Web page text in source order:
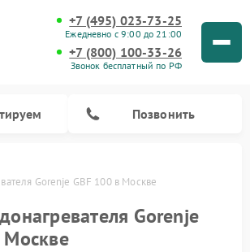
+7 (495) 023-73-25
Ежедневно с 9:00 до 21:00
+7 (800) 100-33-26
Звонок бесплатный по РФ
Позвонить
Gorenje GBF 100 в Москве
Gorenje
Москве